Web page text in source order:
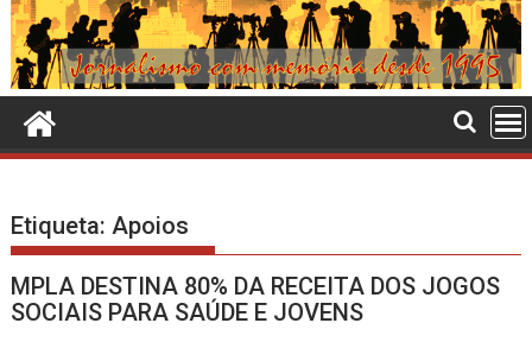
Etiqueta:Apoios
MPLA DESTINA 80% DA RECEITA DOS JOGOS
SOCIAIS PARA SAÚDE E JOVENS